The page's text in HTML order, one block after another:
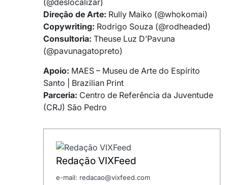
(@deslocalizar)
Direção de Arte: Rully Maiko (@whokomai)
Copywriting: Rodrigo Souza (@rodheaded)
Consultoria: Theuse Luz D’Pavuna
(@pavunagatopreto)
Apoio: MAES – Museu de Arte do Espírito
Santo | Brazilian Print
Parceria: Centro de Referência da Juventude
(CRJ) São Pedro
Redação VIXFeed
e-mail: redacao@vixfeed.com